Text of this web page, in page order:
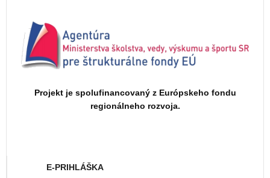
Projekt je spolufinancovaný z Európskeho fondu
regionálneho rozvoja.
E-PRIHLÁŠKA